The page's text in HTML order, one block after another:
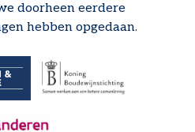
doorheen eerdere
hebben opgedaan.